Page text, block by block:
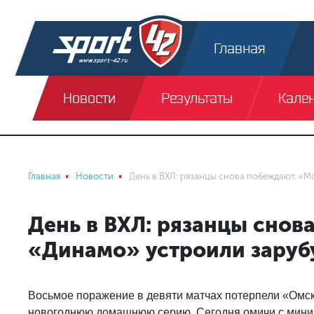
Главная
Новости Результаты
Главная Новости День в ВХЛ: рязанцы снова побеждают,
День в ВХЛ: рязанцы
«Динамо» устроили
Восьмое поражение в девяти матчах потерпели